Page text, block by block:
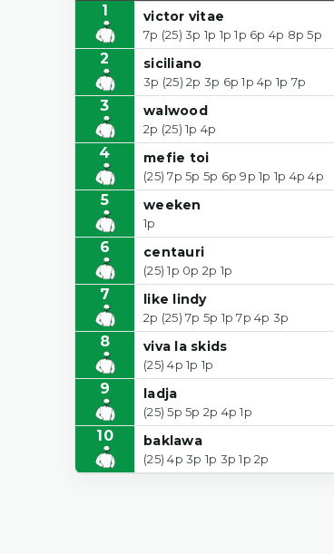
1 victor vitae
7p (25) 3p 1p 1p 1p 6p 4p 8p 5p
2 siciliano
3p (25) 2p 3p 6p 1p 4p 1p 7p
3 walwood
2p (25) 1p 4p
4 mefie toi
(25) 7p 5p 5p 6p 9p 1p 1p 4p 4p
5 weeken
1p
6 centauri
(25) 1p 0p 2p 1p
7 like lindy
2p (25) 7p 5p 1p 7p 4p 3p
8 viva la skids
(25) 4p 1p 1p
9 ladja
(25) 5p 5p 2p 4p 1p
10 baklawa
(25) 4p 3p 1p 3p 1p 2p